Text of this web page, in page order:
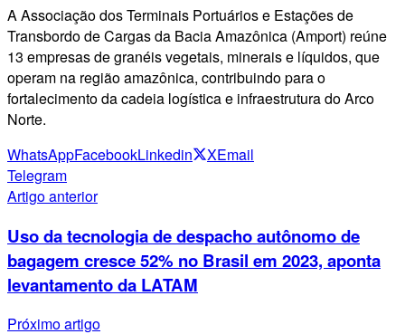
A Associação dos Terminais Portuários e Estações de
Transbordo de Cargas da Bacia Amazônica (Amport) reúne
13 empresas de granéis vegetais, minerais e líquidos, que
operam na região amazônica, contribuindo para o
fortalecimento da cadeia logística e infraestrutura do Arco
Norte.
WhatsAppFacebookLinkedin XEmail
Telegram
Artigo anterior
Uso da tecnologia de despacho autônomo de
bagagem cresce 52% no Brasil em 2023, aponta
levantamento da LATAM
Próximo artigo